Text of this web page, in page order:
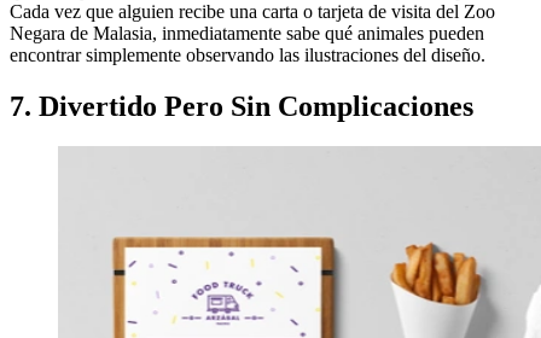
Cada vez que alguien recibe una carta o tarjeta de visita del Zoo
Negara de Malasia, inmediatamente sabe qué animales pueden
encontrar simplemente observando las ilustraciones del diseño.
7. Divertido Pero Sin Complicaciones